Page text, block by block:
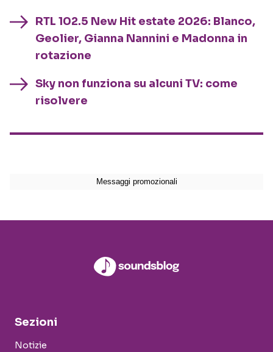
RTL 102.5 New Hit estate 2026: Blanco,
Geolier, Gianna Nannini e Madonna in
rotazione
Sky non funziona su alcuni TV: come
risolvere
Sezioni
Notizie